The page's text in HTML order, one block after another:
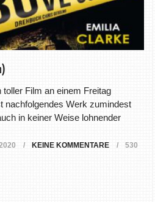
Film an einem Freitag
nachfolgendes Werk zumindest
in keiner Weise lohnender
KEINE KOMMENTARE
530